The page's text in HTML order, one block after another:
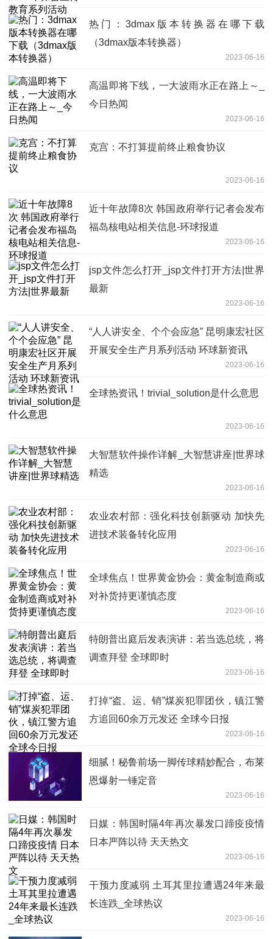
热门：3dmax版本转换器在哪下载
（3dmax版本转换器）
2023-06-16
高温即将下线，一大波雨水正在路上～_
今日热闻
2023-06-16
克宫：不打算提前终止粮食协议
2023-06-16
近十年故障8次 韩国政府举行记者会发布
福岛核电站相关信息-环球报道
2023-06-16
jsp文件怎么打开_jsp文件打开方法|世界
最新
2023-06-16
“人人讲安全、个个会应急” 昆明康宏社区
开展安全生产月系列活动 环球新资讯
2023-06-16
全球热资讯！trivial_solution是什么意思
2023-06-16
大智慧软件操作详解_大智慧讲座|世界球
精选
2023-06-16
农业农村部：强化科技创新驱动 加快先
进技术装备转化应用
2023-06-16
全球焦点！世界黄金协会：黄金制造商或
对补货持更谨慎态度
2023-06-16
特朗普出庭后发表演讲：若当选总统，将
调查拜登 全球即时
2023-06-16
打掉“盗、运、销”煤炭犯罪团伙，镇江警
方追回60余万元发还 全球今日报
2023-06-16
细腻！秘鲁前场一脚传球精妙配合，布莱
恩爆射一锤定音
2023-06-16
日媒：韩国时隔4年再次暴发口蹄疫疫情
日本严阵以待 天天热文
2023-06-16
干预力度减弱 土耳其里拉遭遇24年来最
长连跌_全球热议
2023-06-16